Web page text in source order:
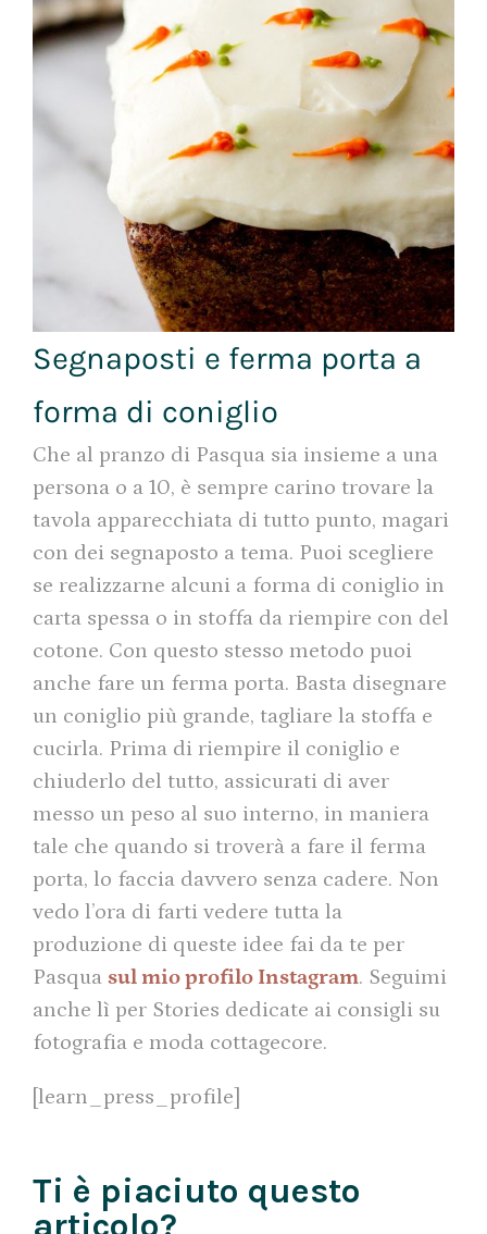
Segnaposti e ferma porta a
forma di coniglio
Che al pranzo di Pasqua sia insieme a una
persona o a 10, è sempre carino trovare la
tavola apparecchiata di tutto punto, magari
con dei segnaposto a tema. Puoi scegliere
se realizzarne alcuni a forma di coniglio in
carta spessa o in stoffa da riempire con del
cotone. Con questo stesso metodo puoi
anche fare un ferma porta. Basta disegnare
un coniglio più grande, tagliare la stoffa e
cucirla. Prima di riempire il coniglio e
chiuderlo del tutto, assicurati di aver
messo un peso al suo interno, in maniera
tale che quando si troverà a fare il ferma
porta, lo faccia davvero senza cadere. Non
vedo l’ora di farti vedere tutta la
produzione di queste idee fai da te per
Pasqua sul mio profilo Instagram. Seguimi
anche lì per Stories dedicate ai consigli su
fotografia e moda cottagecore.
[learn_press_profile]
Ti è piaciuto questo